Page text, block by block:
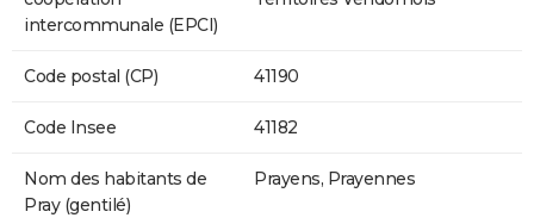
intercommunale (EPCI)
Code postal (CP) 41190
Code Insee 41182
Nom des habitants de
Pray (gentilé)
Prayens, Prayennes